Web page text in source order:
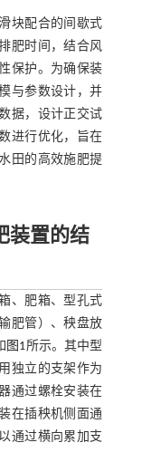
块配合的间歇式
肥时间，结合风
保护。为确保装
与参数设计，并
据，设计正交试
进行优化，旨在
田的高效施肥提
装置的结
、肥箱、型孔式
肥管）、秧盘放
图1所示。其中型
独立的支架作为
通过螺栓安装在
在插秧机侧面通
通过横向累加支